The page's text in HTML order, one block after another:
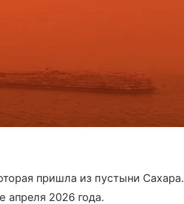
пришла из пустыни Сахара.
апреля 2026 года.